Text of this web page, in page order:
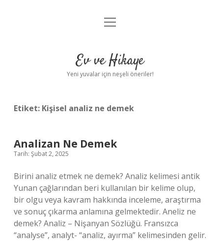
Anasayfa
Yasal Uyarı
menüyü
Ev ve Hikaye
Yeni yuvalar için neşeli öneriler!
Etiket: Kişisel analiz ne demek
Analizan Ne Demek
Tarih: Şubat 2, 2025
Birini analiz etmek ne demek? Analiz kelimesi antik
Yunan çağlarından beri kullanılan bir kelime olup,
bir olgu veya kavram hakkında inceleme, araştırma
ve sonuç çıkarma anlamına gelmektedir. Aneliz ne
demek? Analiz – Nişanyan Sözlüğü. Fransızca
“analyse”, analyt- “analiz, ayırma” kelimesinden gelir.